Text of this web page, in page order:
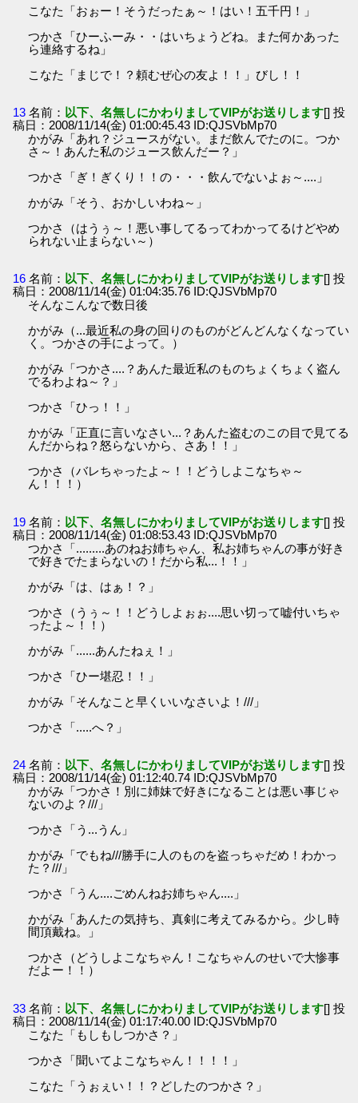
こなた「おぉー！そうだったぁ～！はい！五千円！」
つかさ「ひーふーみ・・はいちょうどね。また何かあった
ら連絡するね」
こなた「まじで！？頼むぜ心の友よ！！」びし！！
13 名前： 以下、名無しにかわりましてVIPがお送りします[] 投
稿日：2008/11/14(金) 01:00:45.43 ID:QJSVbMp70
かがみ「あれ？ジュースがない。まだ飲んでたのに。つか
さ～！あんた私のジュース飲んだー？」
つかさ「ぎ！ぎくり！！の・・・飲んでないよぉ～....」
かがみ「そう、おかしいわね～」
つかさ（はうぅ～！悪い事してるってわかってるけどやめ
られない止まらない～）
16 名前： 以下、名無しにかわりましてVIPがお送りします[] 投
稿日：2008/11/14(金) 01:04:35.76 ID:QJSVbMp70
そんなこんなで数日後
かがみ（...最近私の身の回りのものがどんどんなくなってい
く。つかさの手によって。）
かがみ「つかさ....？あんた最近私のものちょくちょく盗ん
でるわよね～？」
つかさ「ひっ！！」
かがみ「正直に言いなさい...？あんた盗むのこの目で見てる
んだからね？怒らないから、さあ！！」
つかさ（バレちゃったよ～！！どうしよこなちゃ～
ん！！！）
19 名前： 以下、名無しにかわりましてVIPがお送りします[] 投
稿日：2008/11/14(金) 01:08:53.43 ID:QJSVbMp70
つかさ「.........あのねお姉ちゃん、私お姉ちゃんの事が好き
で好きでたまらないの！だから私...！！」
かがみ「は、はぁ！？」
つかさ（うぅ～！！どうしよぉぉ....思い切って嘘付いちゃ
ったよ～！！）
かがみ「......あんたねぇ！」
つかさ「ひー堪忍！！」
かがみ「そんなこと早くいいなさいよ！///」
つかさ「.....へ？」
24 名前： 以下、名無しにかわりましてVIPがお送りします[] 投
稿日：2008/11/14(金) 01:12:40.74 ID:QJSVbMp70
かがみ「つかさ！別に姉妹で好きになることは悪い事じゃ
ないのよ？///」
つかさ「う...うん」
かがみ「でもね///勝手に人のものを盗っちゃだめ！わかっ
た？///」
つかさ「うん....ごめんねお姉ちゃん....」
かがみ「あんたの気持ち、真剣に考えてみるから。少し時
間頂戴ね。」
つかさ（どうしよこなちゃん！こなちゃんのせいで大惨事
だよー！！）
33 名前： 以下、名無しにかわりましてVIPがお送りします[] 投
稿日：2008/11/14(金) 01:17:40.00 ID:QJSVbMp70
こなた「もしもしつかさ？」
つかさ「聞いてよこなちゃん！！！！」
こなた「うぉぇい！！？どしたのつかさ？」